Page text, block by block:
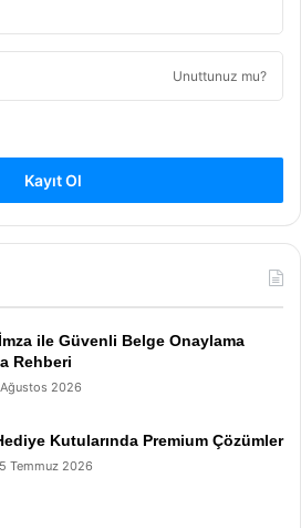
Unuttunuz mu?
Kayıt Ol
ile Güvenli Belge Onaylama
Rehberi
2026
Kutularında Premium Çözümler
Temmuz 2026